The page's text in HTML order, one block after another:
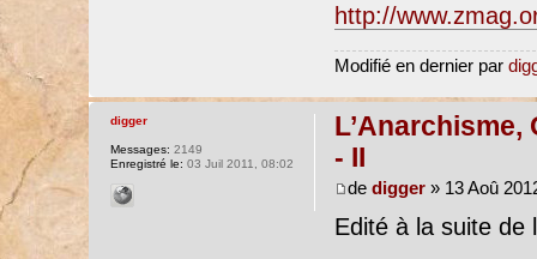
http://
Modifié en dernier par
- II
de digger» 13 Aoû
Edité à la suite de
digger
Messages: 2149
Enregistré le: 03 Juil 2011, 08:02